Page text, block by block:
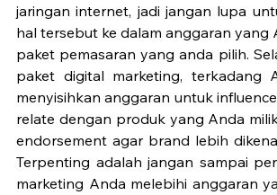
jaringan internet, jadi jangan lupa
hal tersebut ke dalam anggaran yang
paket pemasaran yang anda pilih.
paket digital marketing, terkadang
menyisihkan anggaran untuk
relate dengan produk yang Anda
endorsement agar brand lebih
Terpenting adalah jangan sampai
marketing Anda melebihi anggaran